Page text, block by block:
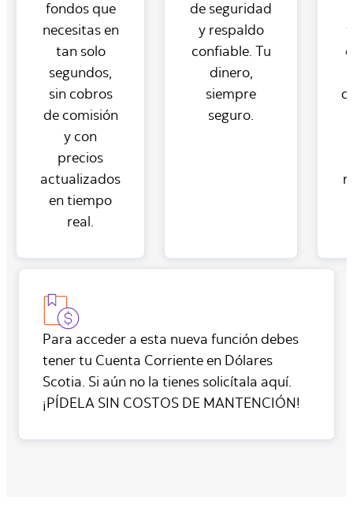
fondos que
necesitas en
tan solo
segundos,
sin cobros
de comisión
y con
precios
actualizados
en tiempo
real.
de seguridad
y respaldo
confiable. Tu
dinero,
siempre
seguro.
Para acceder a esta nueva función debes
tener tu Cuenta Corriente en Dólares
Scotia. Si aún no la tienes solicítala aquí.
¡PÍDELA SIN COSTOS DE MANTENCIÓN!